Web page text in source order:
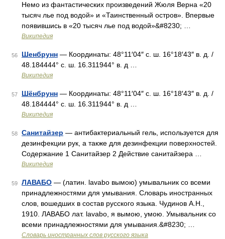
Немо из фантастических произведений Жюля Верна «20
тысяч лье под водой» и «Таинственный остров». Впервые
появившись в «20 тысяч лье под водой»&#8230; …
Википедия
56 Шенбрунн — Координаты: 48°11′04″ с. ш. 16°18′43″ в. д. /
48.184444° с. ш. 16.311944° в. д …
Википедия
57 Шёнбрунн — Координаты: 48°11′04″ с. ш. 16°18′43″ в. д. /
48.184444° с. ш. 16.311944° в. д …
Википедия
58 Санитайзер — антибактериальный гель, используется для
дезинфекции рук, а также для дезинфекции поверхностей.
Содержание 1 Санитайзер 2 Действие санитайзера …
Википедия
59 ЛАВАБО — (латин. lavabo вымою) умывальник со всеми
принадлежностями для умывания. Словарь иностранных
слов, вошедших в состав русского языка. Чудинов А.Н.,
1910. ЛАВАБО лат. lavabo, я вымою, умою. Умывальник со
всеми принадлежностями для умывания.&#8230; …
Словарь иностранных слов русского языка